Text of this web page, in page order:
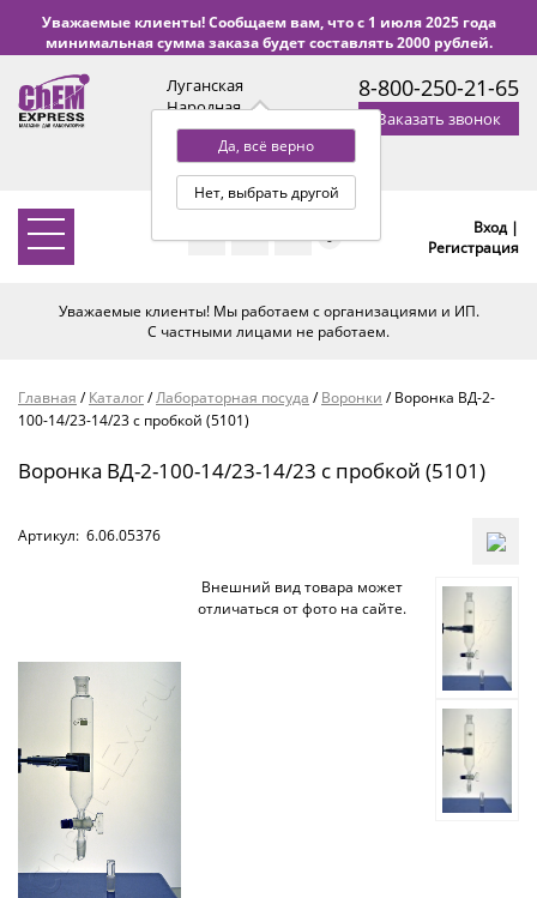
Уважаемые клиенты! Сообщаем вам, что с 1 июля 2025 года
минимальная сумма заказа будет составлять 2000 рублей.
Луганская
Народная
Республика
Да, всё верно
Нет, выбрать другой
с 9:00 до 18:00 по Уфе
(+2 МСК)
8-800-250-21-65
Заказать звонок
0
Вход |
Регистрация
Уважаемые клиенты! Мы работаем с организациями и ИП.
С частными лицами не работаем.
Главная /Каталог/Лабораторная посуда /Воронки /Воронка ВД-2-
100-14/23-14/23 с пробкой (5101)
Воронка ВД-2-100-14/23-14/23 с пробкой (5101)
Артикул: 6.06.05376
Внешний вид товара может
отличаться от фото на сайте.